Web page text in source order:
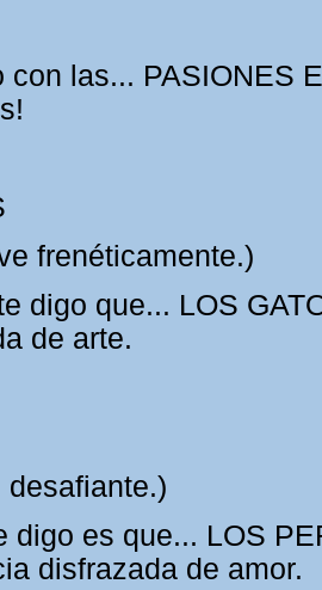
con las... PASIONES
frenéticamente.)
digo que... LOS
de arte.
desafiante.)
digo es que... LOS
disfrazada de amor.